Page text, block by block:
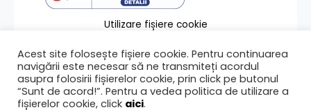
Utilizare fișiere cookie
Contact
Acest site folosește fișiere cookie. Pentru continuarea
navigării este necesar să ne transmiteți acordul
asupra folosirii fișierelor cookie, prin click pe butonul
“Sunt de acord!”. Pentru a vedea politica de utilizare a
fișierelor cookie, click aici.